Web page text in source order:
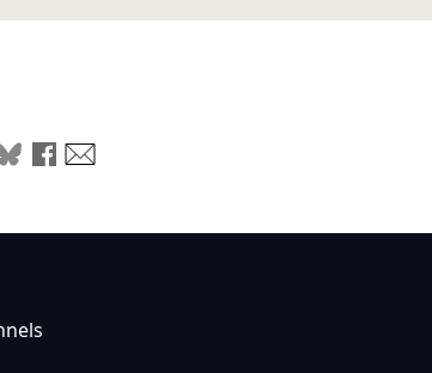
liensur LinkedIn
sur Mastodon
Partager sur Bluesky
Partager sur Facebook